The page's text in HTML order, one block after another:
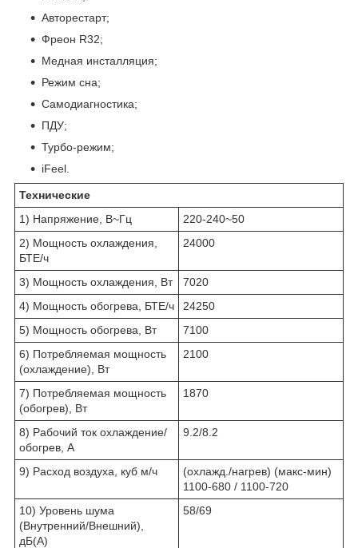
Авторестарт;
Фреон R32;
Медная инсталляция;
Режим сна;
Самодиагностика;
ПДУ;
Турбо-режим;
iFeel.
Технические
1) Напряжение, В~Гц
220-240~50
2) Мощность охлаждения,
БТЕ/ч
24000
3) Мощность охлаждения, Вт
7020
4) Мощность обогрева, БТЕ/ч
24250
5) Мощность обогрева, Вт
7100
6) Потребляемая мощность
(охлаждение), Вт
2100
7) Потребляемая мощность
(обогрев), Вт
1870
8) Рабочий ток охлаждение/
обогрев, А
9.2/8.2
9) Расход воздуха, куб м/ч
(охлажд./нагрев) (макс-мин)
1100-680 / 1100-720
10) Уровень шума
(Внутренний/Внешний),
дБ(А)
58/69